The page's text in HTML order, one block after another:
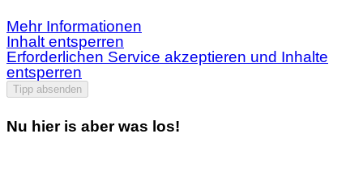
Mehr Informationen
Inhalt entsperren
Erforderlichen Service akzeptieren und Inhalte
entsperren
Tipp absenden
Nu hier is aber was los!